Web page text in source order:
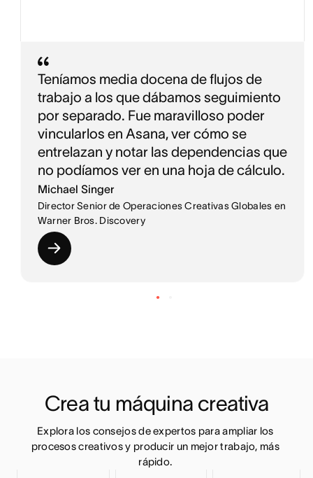
Teníamos media docena de flujos de
trabajo a los que dábamos seguimiento
por separado. Fue maravilloso poder
vincularlos en Asana, ver cómo se
entrelazan y notar las dependencias que
no podíamos ver en una hoja de cálculo.
Michael Singer
Director Senior de Operaciones Creativas Globales en
Warner Bros. Discovery
Crea tu máquina creativa
Explora los consejos de expertos para ampliar los
procesos creativos y producir un mejor trabajo, más
rápido.